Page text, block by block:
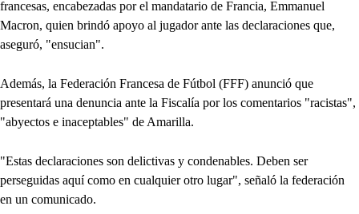
francesas, encabezadas por el mandatario de Francia, Emmanuel
Macron, quien brindó apoyo al jugador ante las declaraciones que,
aseguró, "ensucian".
Además, la Federación Francesa de Fútbol (FFF) anunció que
presentará una denuncia ante la Fiscalía por los comentarios "racistas",
"abyectos e inaceptables" de Amarilla.
"Estas declaraciones son delictivas y condenables. Deben ser
perseguidas aquí como en cualquier otro lugar", señaló la federación
en un comunicado.